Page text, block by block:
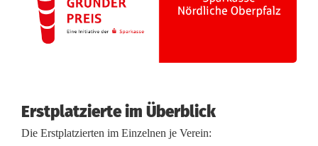
u
n
Erstplatzierte im Überblick
Die Erstplatzierten im Einzelnen je Verein: